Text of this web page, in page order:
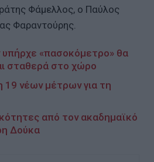
Φάμελλος, ο Παύλος
Φαραντούρης.
υπήρχε «πασοκόμετρο» θα
σταθερά στο χώρο
νέων μέτρων για τη
από τον ακαδημαϊκό
Δούκα